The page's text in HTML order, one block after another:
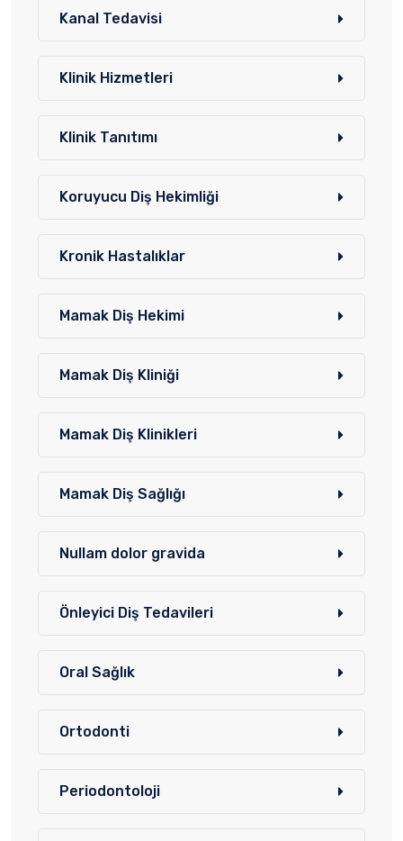
Kanal Tedavisi
Klinik Hizmetleri
Klinik Tanıtımı
Koruyucu Diş Hekimliği
Kronik Hastalıklar
Mamak Diş Hekimi
Mamak Diş Kliniği
Mamak Diş Klinikleri
Mamak Diş Sağlığı
Nullam dolor gravida
Önleyici Diş Tedavileri
Oral Sağlık
Ortodonti
Periodontoloji